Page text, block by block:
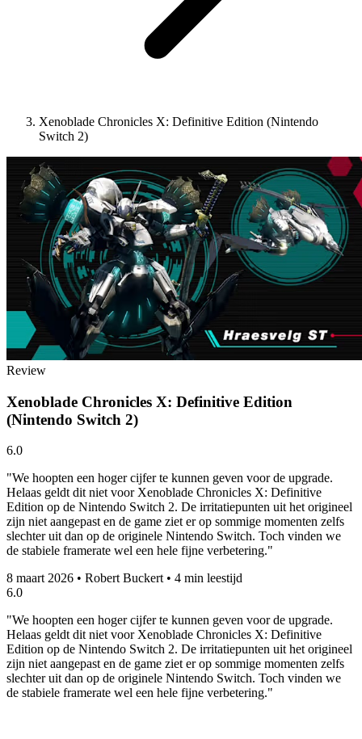
Xenoblade Chronicles X: Definitive Edition (Nintendo
Switch 2)
Review
Xenoblade Chronicles X: Definitive Edition
(Nintendo Switch 2)
6.0
"We hoopten een hoger cijfer te kunnen geven voor de upgrade.
Helaas geldt dit niet voor Xenoblade Chronicles X: Definitive
Edition op de Nintendo Switch 2. De irritatiepunten uit het origineel
zijn niet aangepast en de game ziet er op sommige momenten zelfs
slechter uit dan op de originele Nintendo Switch. Toch vinden we
de stabiele framerate wel een hele fijne verbetering."
8 maart 2026 • Robert Buckert • 4 min leestijd
6.0
"We hoopten een hoger cijfer te kunnen geven voor de upgrade.
Helaas geldt dit niet voor Xenoblade Chronicles X: Definitive
Edition op de Nintendo Switch 2. De irritatiepunten uit het origineel
zijn niet aangepast en de game ziet er op sommige momenten zelfs
slechter uit dan op de originele Nintendo Switch. Toch vinden we
de stabiele framerate wel een hele fijne verbetering."